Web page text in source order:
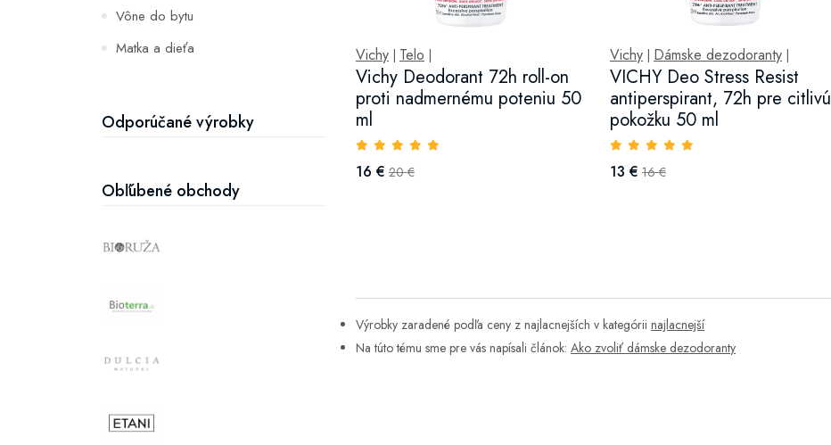
Vône do bytu
Matka a dieťa
Hydratácia a výživa pleti
Odporúčané výrobky
Obľúbené obchody
Vichy Telo
Vichy Deodorant 72h roll-on
proti nadmernému poteniu 50
ml
16 € 20 €
Vichy| Dámske dezodoranty|
VICHY Deo Stress Resist
antiperspirant, 72h pre citlivú
pokožku 50 ml
13 € 16 €
Výrobky zaradené podľa ceny z najlacnejších v kategórii najlacnejší
Na túto tému sme pre vás napísali článok: Ako zvoliť dámske dezodoranty